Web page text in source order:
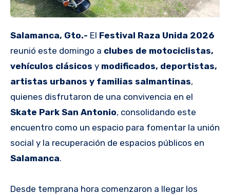
Salamanca, Gto.- El Festival Raza Unida 2026
reunió este domingo a clubes de motociclistas,
vehículos clásicos y modificados, deportistas,
artistas urbanos y familias salmantinas,
quienes disfrutaron de una convivencia en el
Skate Park San Antonio, consolidando este
encuentro como un espacio para fomentar la unión
social y la recuperación de espacios públicos en
Salamanca.
Desde temprana hora comenzaron a llegar los